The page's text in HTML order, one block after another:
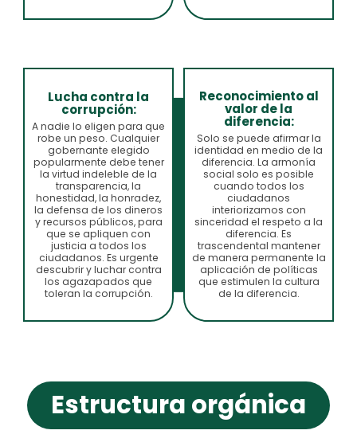
Lucha contra la
corrupción:
A nadie lo eligen para que
robe un peso. Cualquier
gobernante elegido
popularmente debe tener
la virtud indeleble de la
transparencia, la
honestidad, la honradez,
la defensa de los dineros
y recursos públicos, para
que se apliquen con
justicia a todos los
ciudadanos. Es urgente
descubrir y luchar contra
los agazapados que
toleran la corrupción.
Reconocimiento al
valor de la
diferencia:
Solo se puede afirmar la
identidad en medio de la
diferencia. La armonía
social solo es posible
cuando todos los
ciudadanos
interiorizamos con
sinceridad el respeto a la
diferencia. Es
trascendental mantener
de manera permanente la
aplicación de políticas
que estimulen la cultura
de la diferencia.
Estructura orgánica